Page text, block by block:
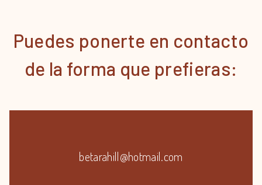
Puedes ponerte en contacto
de la forma que prefieras:
betarahill@hotmail.com